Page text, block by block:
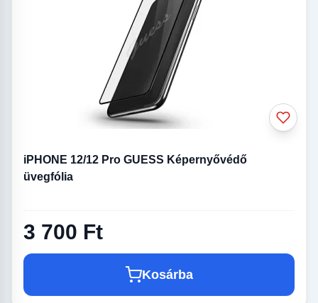
iPHONE 12/12 Pro GUESS Képernyővédő
üvegfólia
3 700 Ft
Kosárba